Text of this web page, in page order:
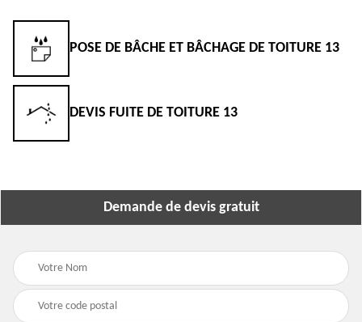
POSE DE BÂCHE ET BÂCHAGE DE TOITURE 13
DEVIS FUITE DE TOITURE 13
Demande de devis gratuit